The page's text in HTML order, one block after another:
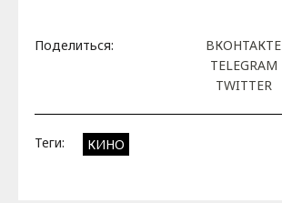
Поделиться:
ВКОНТАКТЕ
TELEGRAM
TWITTER
Теги: КИНО